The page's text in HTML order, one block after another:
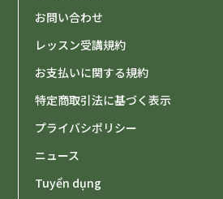
お問い合わせ
レッスン受講規約
お支払いに関する規約
特定商取引法に基づく表示
プライバシポリシー
ニュース
Tuyển dụng